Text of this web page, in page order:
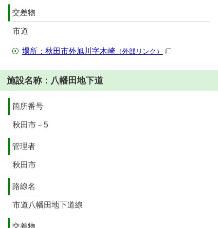
交差物
市道
場所：秋田市外旭川字木崎 （外部リンク）
施設名称：八幡田地下道
箇所番号
秋田市－5
管理者
秋田市
路線名
市道八幡田地下道線
交差物